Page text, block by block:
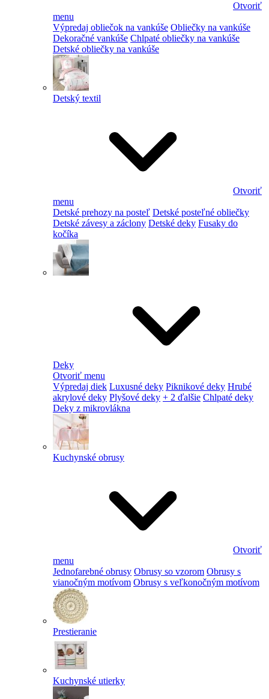
Otvoriť
menu
Výpredaj obliečok na vankúše Obliečky na vankúše
Dekoračné vankúše Chlpaté obliečky na vankúše
Detské obliečky na vankúše
Detský textil
Otvoriť
menu
Detské prehozy na posteľ Detské posteľné obliečky
Detské závesy a záclony Detské deky Fusaky do
kočíka
Deky
Otvoriť menu
Výpredaj diek Luxusné deky Piknikové deky Hrubé
akrylové deky Plyšové deky + 2 ďalšie Chlpaté deky
Deky z mikrovlákna
Kuchynské obrusy
Otvoriť
menu
Jednofarebné obrusy Obrusy so vzorom Obrusy s
vianočným motívom Obrusy s veľkonočným motívom
Prestieranie
Kuchynské utierky